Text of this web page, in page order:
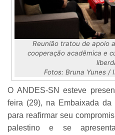
Reunião tratou de apoio
cooperação acadêmica e
Fotos: Bruna Yunes /
O ANDES-SN esteve
feira (29), na Embaixada
para reafirmar seu
palestino e se